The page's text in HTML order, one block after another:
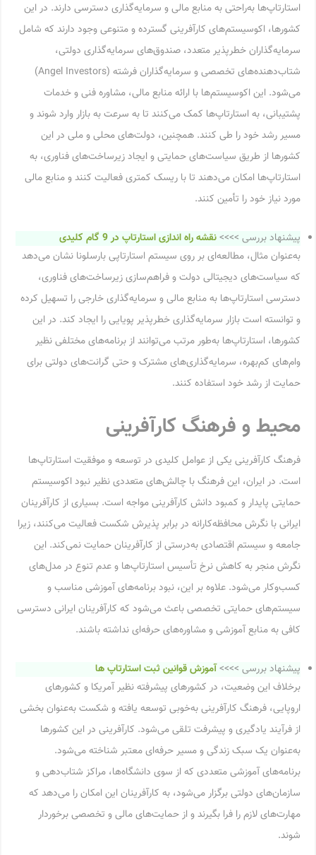
استارتاپ‌ها به‌راحتی به منابع مالی و سرمایه‌گذاری دسترسی دارند. در این
کشورها، اکوسیستم‌های کارآفرینی گسترده و متنوعی وجود دارند که شامل
سرمایه‌گذاران خطرپذیر متعدد، صندوق‌های سرمایه‌گذاری دولتی،
شتاب‌دهنده‌های تخصصی و سرمایه‌گذاران فرشته (Angel Investors)
می‌شود. این اکوسیستم‌ها با ارائه منابع مالی، مشاوره فنی و خدمات
پشتیبانی، به استارتاپ‌ها کمک می‌کنند تا به سرعت به بازار وارد شوند و
مسیر رشد خود را طی کنند. همچنین، دولت‌های محلی و ملی در این
کشورها از طریق سیاست‌های حمایتی و ایجاد زیرساخت‌های فناوری، به
استارتاپ‌ها امکان می‌دهند تا با ریسک کمتری فعالیت کنند و منابع مالی
مورد نیاز خود را تأمین کنند.
پیشنهاد بررسی >>>>نقشه راه اندازی استارتاپ در 9 گام کلیدی
به‌عنوان مثال، مطالعه‌ای بر روی سیستم استارتاپی بارسلونا نشان می‌دهد
که سیاست‌های دیجیتالی دولت و فراهم‌سازی زیرساخت‌های فناوری،
دسترسی استارتاپ‌ها به منابع مالی و سرمایه‌گذاری خارجی را تسهیل کرده
و توانسته است بازار سرمایه‌گذاری خطرپذیر پویایی را ایجاد کند. در این
کشورها، استارتاپ‌ها به‌طور مرتب می‌توانند از برنامه‌های مختلفی نظیر
وام‌های کم‌بهره، سرمایه‌گذاری‌های مشترک و حتی گرانت‌های دولتی برای
حمایت از رشد خود استفاده کنند.
محیط و فرهنگ کارآفرینی
فرهنگ کارآفرینی یکی از عوامل کلیدی در توسعه و موفقیت استارتاپ‌ها
است. در ایران، این فرهنگ با چالش‌های متعددی نظیر نبود اکوسیستم
حمایتی پایدار و کمبود دانش کارآفرینی مواجه است. بسیاری از کارآفرینان
ایرانی با نگرش محافظه‌کارانه در برابر پذیرش شکست فعالیت می‌کنند، زیرا
جامعه و سیستم اقتصادی به‌درستی از کارآفرینان حمایت نمی‌کند. این
نگرش منجر به کاهش نرخ تأسیس استارتاپ‌ها و عدم تنوع در مدل‌های
کسب‌وکار می‌شود. علاوه بر این، نبود برنامه‌های آموزشی مناسب و
سیستم‌های حمایتی تخصصی باعث می‌شود که کارآفرینان ایرانی دسترسی
کافی به منابع آموزشی و مشاوره‌های حرفه‌ای نداشته باشند.
پیشنهاد بررسی >>>>آموزش قوانین ثبت استارتاپ ها
برخلاف این وضعیت، در کشورهای پیشرفته نظیر آمریکا و کشورهای
اروپایی، فرهنگ کارآفرینی به‌خوبی توسعه یافته و شکست به‌عنوان بخشی
از فرآیند یادگیری و پیشرفت تلقی می‌شود. کارآفرینی در این کشورها
به‌عنوان یک سبک زندگی و مسیر حرفه‌ای معتبر شناخته می‌شود.
برنامه‌های آموزشی متعددی که از سوی دانشگاه‌ها، مراکز شتاب‌دهی و
سازمان‌های دولتی برگزار می‌شود، به کارآفرینان این امکان را می‌دهد که
مهارت‌های لازم را فرا بگیرند و از حمایت‌های مالی و تخصصی برخوردار
شوند.